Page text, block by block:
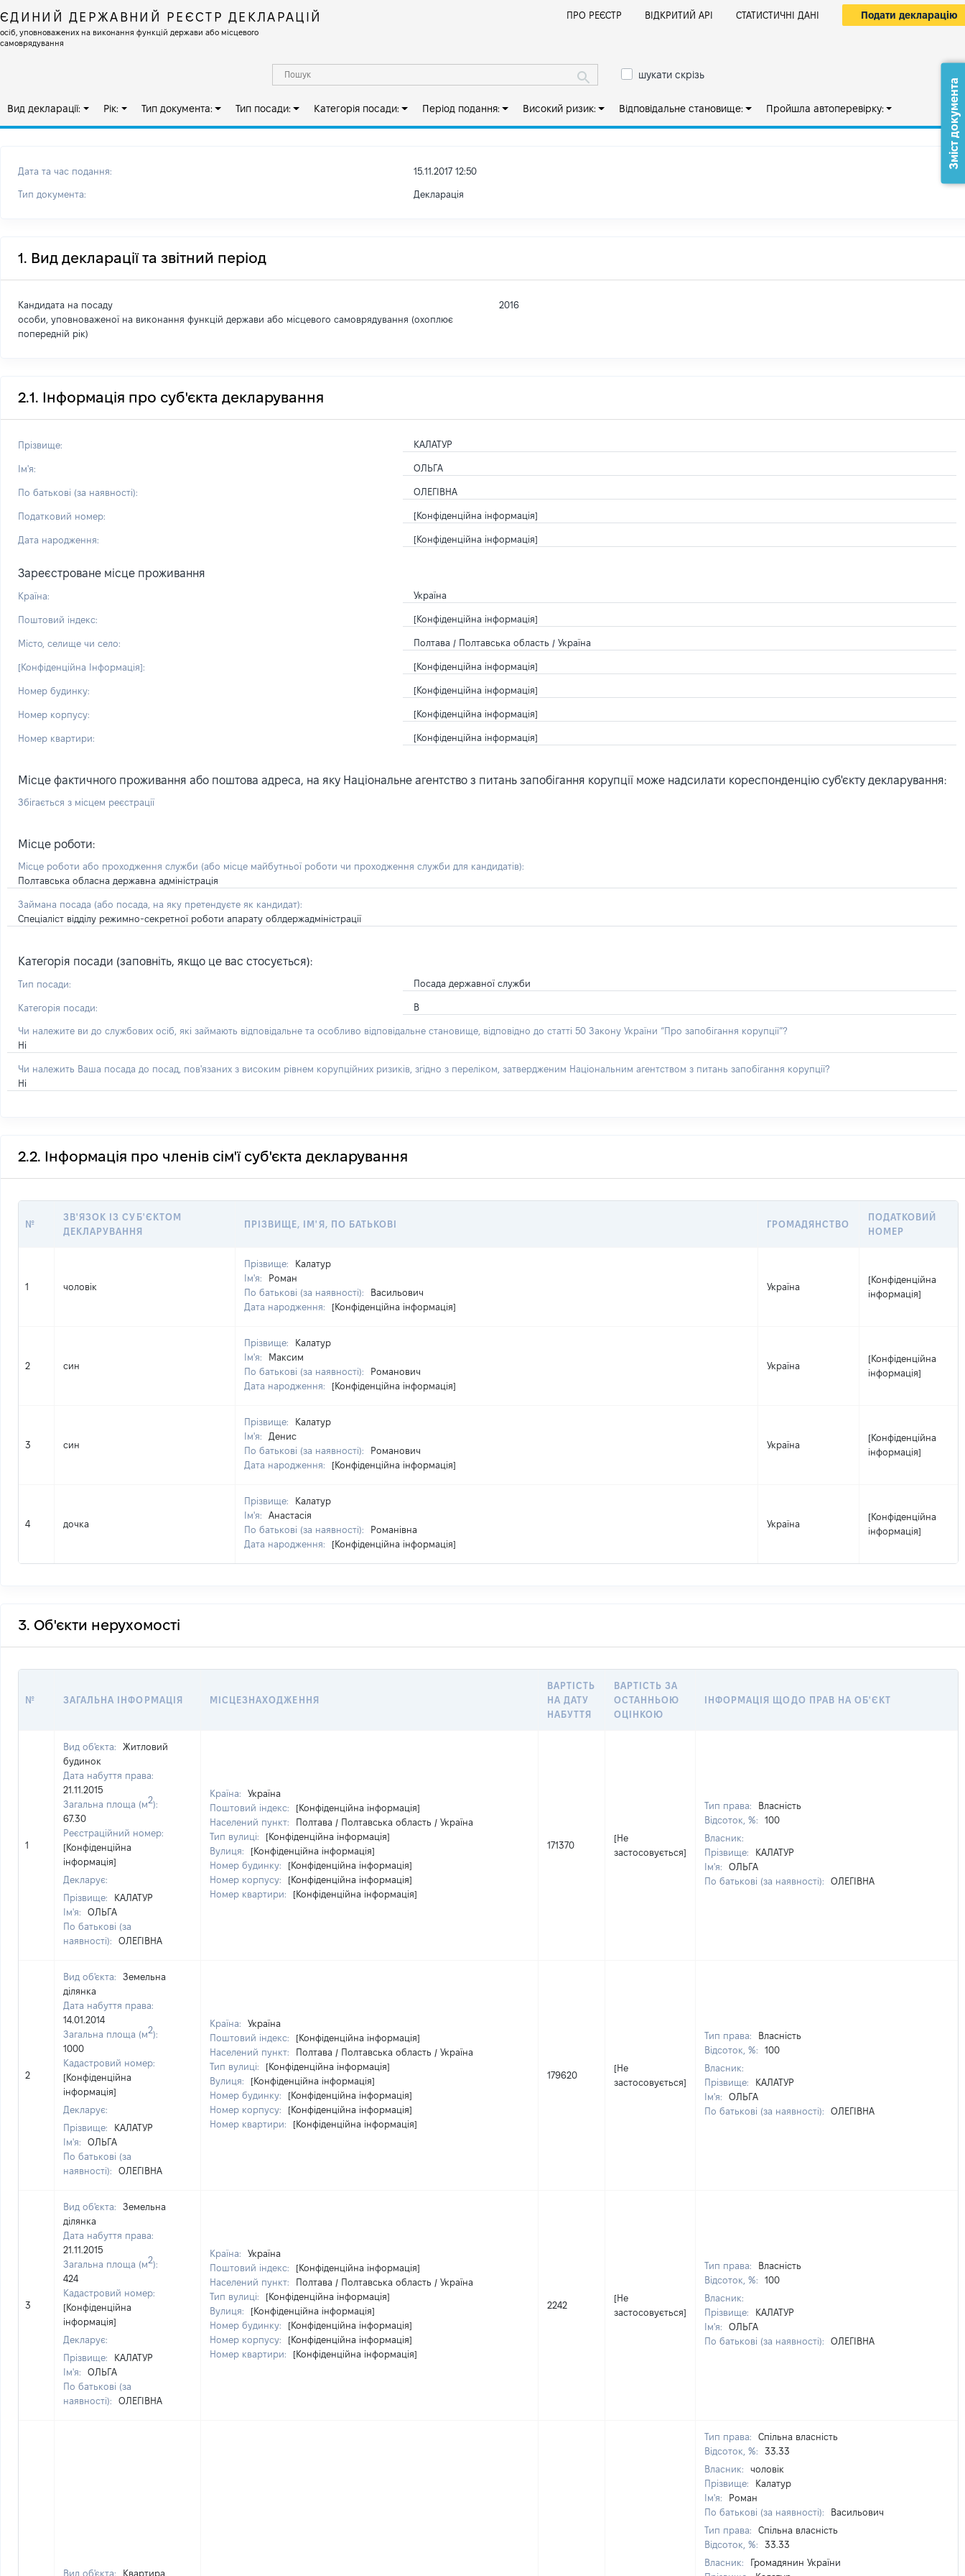
ЄДИНИЙ ДЕРЖАВНИЙ РЕЄСТР ДЕКЛАРАЦІЙ
осіб, уповноважених на виконання функцій держави або місцевого
самоврядування
ПРО РЕЄСТР ВІДКРИТИЙ АРІ СТАТИСТИЧНІ ДАНІ Подати декларацію
шукати скрізь
Вид декларації: Рік: Тип документа: Тип посади: Категорія посади: Період подання: Високий ризик: Відповідальне становище: Пройшла автоперевірку:
Дата та час подання: 15.11.2017 12:50
Тип документа: Декларація
1. Вид декларації та звітний період
Кандидата на посаду
особи, уповноваженої на виконання функцій держави або місцевого самоврядування (охоплює
попередній рік)
2016
2.1. Інформація про суб'єкта декларування
Прізвище: КАЛАТУР
Ім'я: ОЛЬГА
По батькові (за наявності): ОЛЕГІВНА
Податковий номер: [Конфіденційна інформація]
Дата народження: [Конфіденційна інформація]
Зареєстроване місце проживання
Країна: Україна
Поштовий індекс: [Конфіденційна інформація]
Місто, селище чи село: Полтава / Полтавська область / Україна
[Конфіденційна Інформація]: [Конфіденційна інформація]
Номер будинку: [Конфіденційна інформація]
Номер корпусу: [Конфіденційна інформація]
Номер квартири: [Конфіденційна інформація]
Місце фактичного проживання або поштова адреса, на яку Національне агентство з питань запобігання корупції може надсилати кореспонденцію суб'єкту декларування:
Збігається з місцем реєстрації
Місце роботи:
Місце роботи або проходження служби (або місце майбутньої роботи чи проходження служби для кандидатів):
Полтавська обласна державна адміністрація
Займана посада (або посада, на яку претендуєте як кандидат):
Спеціаліст відділу режимно-секретної роботи апарату облдержадміністрації
Категорія посади (заповніть, якщо це вас стосується):
Тип посади: Посада державної служби
Категорія посади: В
Чи належите ви до службових осіб, які займають відповідальне та особливо відповідальне становище, відповідно до статті 50 Закону України “Про запобігання корупції”?
Ні
Чи належить Ваша посада до посад, пов'язаних з високим рівнем корупційних ризиків, згідно з переліком, затвердженим Національним агентством з питань запобігання корупції?
Ні
2.2. Інформація про членів сім'ї суб'єкта декларування
№
ЗВ'ЯЗОК ІЗ СУБ'ЄКТОМ
ДЕКЛАРУВАННЯ
ПРІЗВИЩЕ, ІМ'Я, ПО БАТЬКОВІ ГРОМАДЯНСТВО
ПОДАТКОВИЙ
НОМЕР
1 чоловік
Прізвище:
Калатур
Ім'я:
Роман
По батькові (за наявності):
Васильович
Дата народження:
[Конфіденційна інформація]
Україна
[Конфіденційна
інформація]
2 син
Прізвище:
Калатур
Ім'я:
Максим
По батькові (за наявності):
Романович
Дата народження:
[Конфіденційна інформація]
Україна
[Конфіденційна
інформація]
3 син
Прізвище:
Калатур
Ім'я:
Денис
По батькові (за наявності):
Романович
Дата народження:
[Конфіденційна інформація]
Україна
[Конфіденційна
інформація]
4 дочка
Прізвище:
Калатур
Ім'я:
Анастасія
По батькові (за наявності):
Романівна
Дата народження:
[Конфіденційна інформація]
Україна
[Конфіденційна
інформація]
3. Об'єкти нерухомості
№ ЗАГАЛЬНА ІНФОРМАЦІЯ МІСЦЕЗНАХОДЖЕННЯ
ВАРТІСТЬ
НА ДАТУ
НАБУТТЯ
ВАРТІСТЬ ЗА
ОСТАННЬОЮ
ОЦІНКОЮ
ІНФОРМАЦІЯ ЩОДО ПРАВ НА ОБ'ЄКТ
1
Вид об'єкта:
Житловий
будинок
Дата набуття права:
21.11.2015
Загальна площа (м2):
67.30
Реєстраційний номер:
[Конфіденційна
інформація]
Декларує:
Прізвище:
КАЛАТУР
Ім'я:
ОЛЬГА
По батькові (за
наявності):
ОЛЕГІВНА
Країна:
Україна
Поштовий індекс:
[Конфіденційна інформація]
Населений пункт:
Полтава / Полтавська область / Україна
Тип вулиці:
[Конфіденційна інформація]
Вулиця:
[Конфіденційна інформація]
Номер будинку:
[Конфіденційна інформація]
Номер корпусу:
[Конфіденційна інформація]
Номер квартири:
[Конфіденційна інформація]
171370
[Не
застосовується]
Тип права:
Власність
Відсоток, %:
100
Власник:
Прізвище:
КАЛАТУР
Ім'я:
ОЛЬГА
По батькові (за наявності):
ОЛЕГІВНА
2
Вид об'єкта:
Земельна
ділянка
Дата набуття права:
14.01.2014
Загальна площа (м2):
1000
Кадастровий номер:
[Конфіденційна
інформація]
Декларує:
Прізвище:
КАЛАТУР
Ім'я:
ОЛЬГА
По батькові (за
наявності):
ОЛЕГІВНА
Країна:
Україна
Поштовий індекс:
[Конфіденційна інформація]
Населений пункт:
Полтава / Полтавська область / Україна
Тип вулиці:
[Конфіденційна інформація]
Вулиця:
[Конфіденційна інформація]
Номер будинку:
[Конфіденційна інформація]
Номер корпусу:
[Конфіденційна інформація]
Номер квартири:
[Конфіденційна інформація]
179620
[Не
застосовується]
Тип права:
Власність
Відсоток, %:
100
Власник:
Прізвище:
КАЛАТУР
Ім'я:
ОЛЬГА
По батькові (за наявності):
ОЛЕГІВНА
3
Вид об'єкта:
Земельна
ділянка
Дата набуття права:
21.11.2015
Загальна площа (м2):
424
Кадастровий номер:
[Конфіденційна
інформація]
Декларує:
Прізвище:
КАЛАТУР
Ім'я:
ОЛЬГА
По батькові (за
наявності):
ОЛЕГІВНА
Країна:
Україна
Поштовий індекс:
[Конфіденційна інформація]
Населений пункт:
Полтава / Полтавська область / Україна
Тип вулиці:
[Конфіденційна інформація]
Вулиця:
[Конфіденційна інформація]
Номер будинку:
[Конфіденційна інформація]
Номер корпусу:
[Конфіденційна інформація]
Номер квартири:
[Конфіденційна інформація]
2242
[Не
застосовується]
Тип права:
Власність
Відсоток, %:
100
Власник:
Прізвище:
КАЛАТУР
Ім'я:
ОЛЬГА
По батькові (за наявності):
ОЛЕГІВНА
Вид об'єкта: Квартира
Тип права:
Спільна власність
Відсоток, %:
33.33
Власник:
чоловік
Прізвище:
Калатур
Ім'я:
Роман
По батькові (за наявності):
Васильович
Тип права:
Спільна власність
Відсоток, %:
33.33
Власник:
Громадянин України
Зміст документа